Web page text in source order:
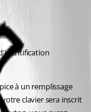
à un remplissage
clavier sera inscrit